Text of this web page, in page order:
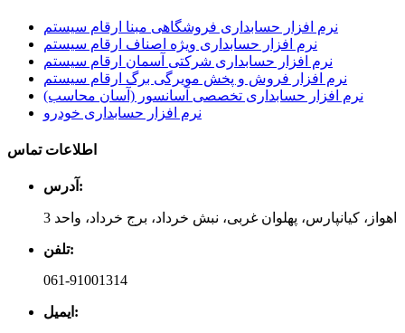
نرم افزار حسابداری فروشگاهی مبنا ارقام سیستم
نرم افزار حسابداری ویژه اصناف ارقام سیستم
نرم افزار حسابداری شرکتی آسمان ارقام سیستم
نرم افزار فروش و پخش مویرگی برگ ارقام سیستم
نرم افزار حسابداری تخصصی آسانسور (آسان محاسب)
نرم افزار حسابداری خودرو
اطلاعات تماس
آدرس:
اهواز، کیانپارس، پهلوان غربی، نبش خرداد، برج خرداد، واحد 3
تلفن:
061-91001314
ایمیل: